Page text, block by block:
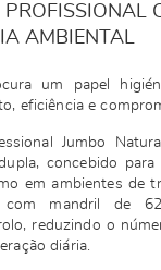
AMBIENTAL
um papel
eficiência e
Jumbo
concebido
em ambientes de
com mandril de
reduzindo o
diária.